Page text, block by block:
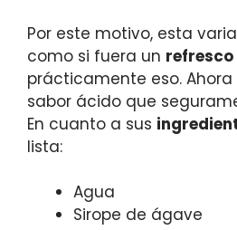
Por este motivo, esta
como si fuera un refresco
prácticamente eso. Ahora
sabor ácido que
En cuanto a sus
lista:
Agua
Sirope de ágave